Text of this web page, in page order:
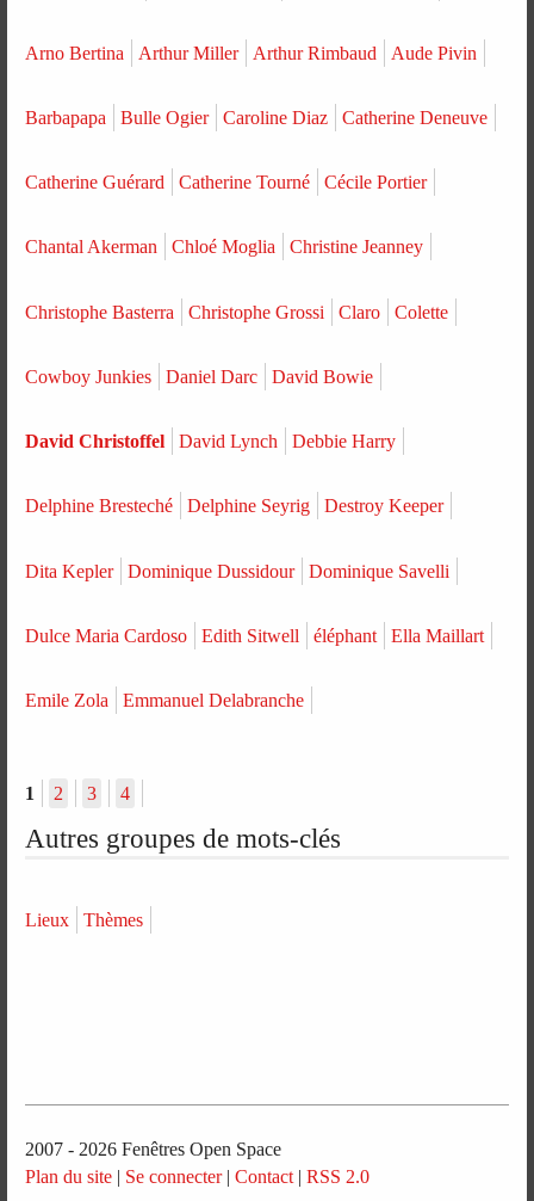
Arno Bertina Arthur Miller Arthur Rimbaud Aude Pivin
Barbapapa Bulle Ogier Caroline Diaz Catherine Deneuve
Catherine Guérard Catherine Tourné Cécile Portier
Chantal Akerman Chloé Moglia Christine Jeanney
Christophe Basterra Christophe Grossi Claro Colette
Cowboy Junkies Daniel Darc David Bowie
David Christoffel David Lynch Debbie Harry
Delphine Bresteché Delphine Seyrig Destroy Keeper
Dita Kepler Dominique Dussidour Dominique Savelli
Dulce Maria Cardoso Edith Sitwell éléphant Ella Maillart
Emile Zola Emmanuel Delabranche
1 2 3 4
Autres groupes de mots-clés
Lieux Thèmes
2007 - 2026 Fenêtres Open Space
Plan du site | Se connecter|Contact |RSS 2.0